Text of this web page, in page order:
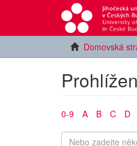
Domovská
0-9 A B C D